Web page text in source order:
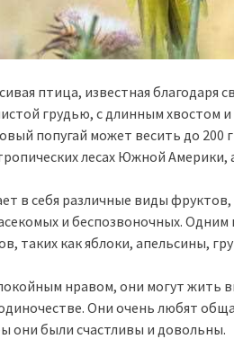
птица, известная благодаря
грудью, с длинным хвостом
попугай может весить до 200
лесах Южной Америки,
в себя различные виды фруктов,
и беспозвоночных. Одним
таких как яблоки, апельсины,
нравом, они могут жить
Они очень любят
они были счастливы и довольны.